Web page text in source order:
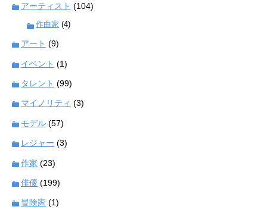
アーティスト (104)
作曲家 (4)
アート (9)
イベント (1)
タレント (99)
マイノリティ (3)
モデル (57)
レジャー (3)
作家 (23)
俳優 (199)
冒険家 (1)